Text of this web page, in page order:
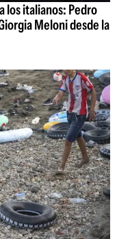
los italianos: Pedro
Meloni desde la